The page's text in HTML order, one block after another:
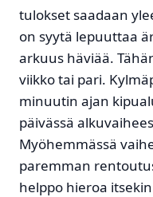
tulokset saadaan
on syytä lepuuttaa
arkuus häviää.
viikko tai pari.
minuutin ajan
päivässä
Myöhemmässä
paremman
helppo hieroa